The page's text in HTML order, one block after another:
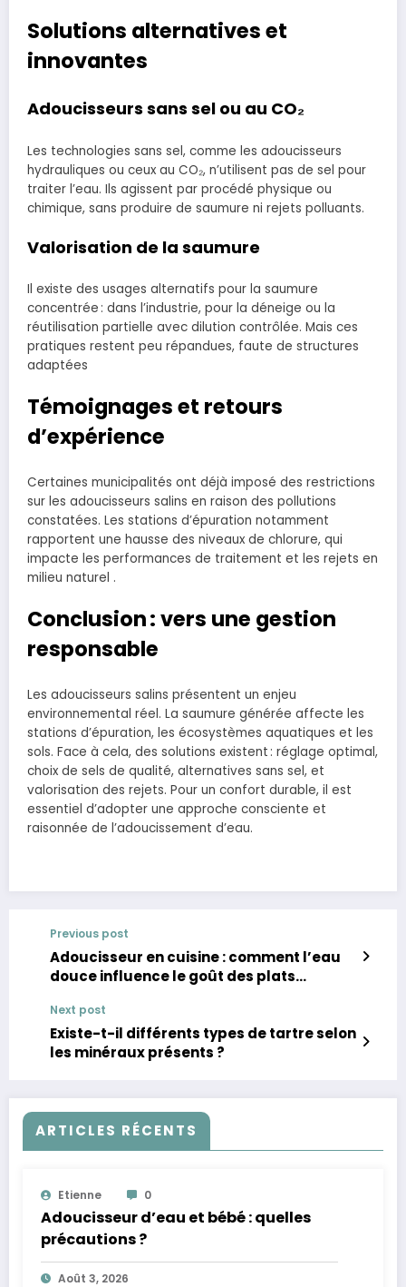
Solutions alternatives et
innovantes
Adoucisseurs sans sel ou au CO₂
Les technologies sans sel, comme les adoucisseurs
hydrauliques ou ceux au CO₂, n’utilisent pas de sel pour
traiter l’eau. Ils agissent par procédé physique ou
chimique, sans produire de saumure ni rejets polluants.
Valorisation de la saumure
Il existe des usages alternatifs pour la saumure
concentrée : dans l’industrie, pour la déneige ou la
réutilisation partielle avec dilution contrôlée. Mais ces
pratiques restent peu répandues, faute de structures
adaptées
Témoignages et retours
d’expérience
Certaines municipalités ont déjà imposé des restrictions
sur les adoucisseurs salins en raison des pollutions
constatées. Les stations d’épuration notamment
rapportent une hausse des niveaux de chlorure, qui
impacte les performances de traitement et les rejets en
milieu naturel .
Conclusion : vers une gestion
responsable
Les adoucisseurs salins présentent un enjeu
environnemental réel. La saumure générée affecte les
stations d’épuration, les écosystèmes aquatiques et les
sols. Face à cela, des solutions existent : réglage optimal,
choix de sels de qualité, alternatives sans sel, et
valorisation des rejets. Pour un confort durable, il est
essentiel d’adopter une approche consciente et
raisonnée de l’adoucissement d’eau.
Previous post
Adoucisseur en cuisine : comment l’eau
douce influence le goût des plats
Next post
Existe-t-il différents types de tartre selon
les minéraux présents ?
ARTICLES RÉCENTS
Etienne 0
Adoucisseur d’eau et bébé : quelles
précautions ?
Août 3, 2026